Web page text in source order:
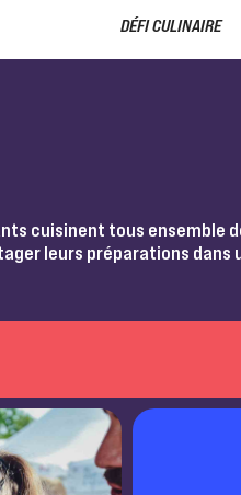
DÉFI CULINAIRE
cuisinent tous ensemble
leurs préparations dans